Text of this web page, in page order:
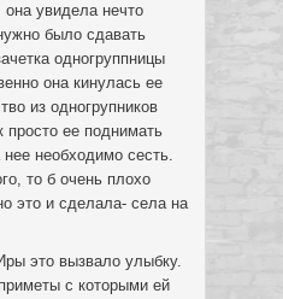
она увидела нечто
было сдавать
одногруппницы
она кинулась ее
из одногрупников
просто ее поднимать
необходимо сесть.
то б очень плохо
это и сделала- села на
это вызвало улыбку.
с которыми ей